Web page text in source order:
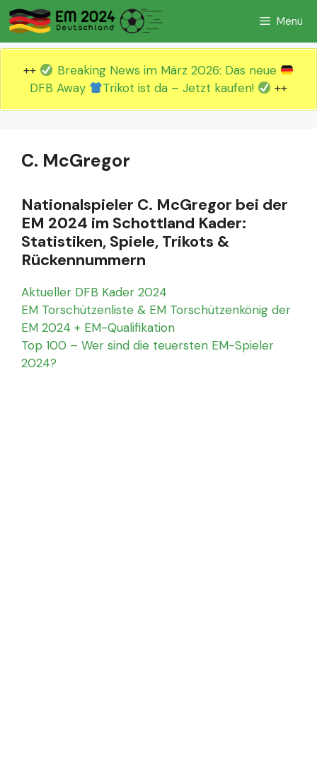
Zum
Inhalt
springen
Menü
++
Breaking News im März 2026: Das neue
DFB Away
Trikot ist da – Jetzt kaufen! ++
C. McGregor
Nationalspieler C. McGregor bei der
EM 2024 im Schottland Kader:
Statistiken, Spiele, Trikots &
Rückennummern
Aktueller DFB Kader 2024
EM Torschützenliste & EM Torschützenkönig der
EM 2024 + EM-Qualifikation
Top 100 – Wer sind die teuersten EM-Spieler
2024?